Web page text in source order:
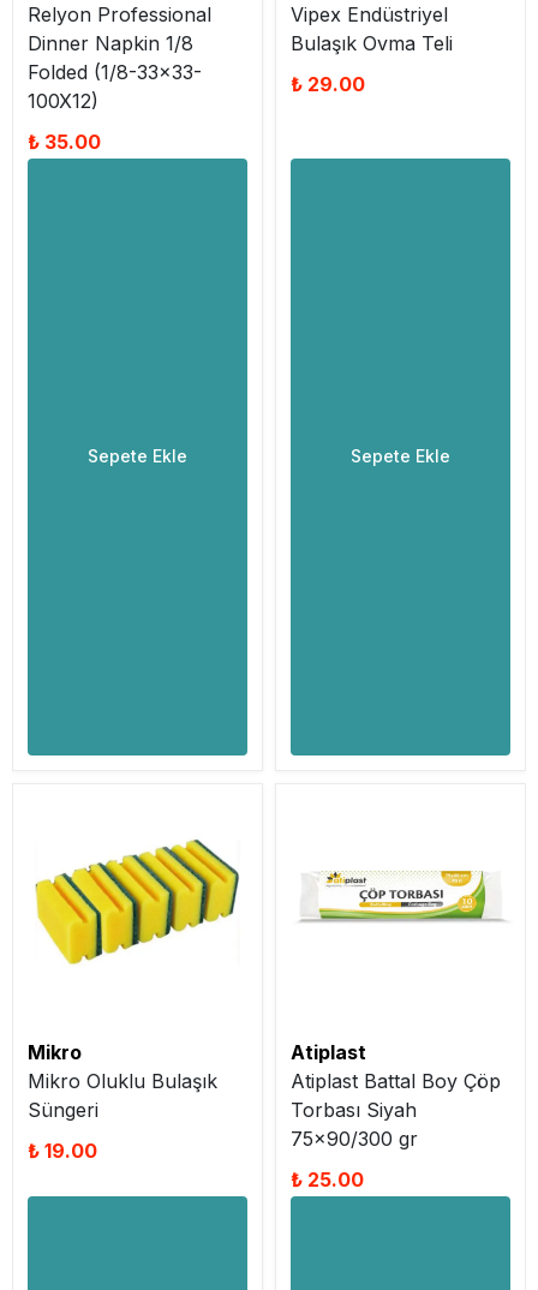
Relyon Professional
Dinner Napkin 1/8
Folded (1/8-33x33-
100X12)
₺ 35.00
Sepete Ekle
Vipex Endüstriyel
Bulaşık Ovma Teli
₺ 29.00
Sepete Ekle
Mikro
Mikro Oluklu Bulaşık
Süngeri
₺ 19.00
Atiplast
Atiplast Battal Boy Çöp
Torbası Siyah
75x90/300 gr
₺ 25.00